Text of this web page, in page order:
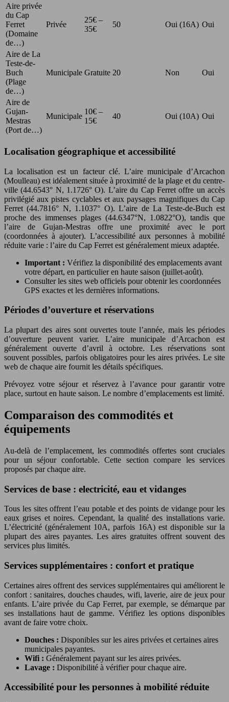
Aire privée
du Cap
Ferret
(Domaine
de…)
Privée
25€ –
35€
50 Oui (16A) Oui
Aire de La
Teste-de-
Buch
(Plage
de…)
Municipale Gratuite 20 Non Oui
Aire de
Gujan-
Mestras
(Port de…)
Municipale
10€ –
15€
40 Oui (10A) Oui
Localisation géographique et accessibilité
La localisation est un facteur clé. L’aire municipale d’Arcachon
(Moulleau) est idéalement située à proximité de la plage et du centre-
ville (44.6543° N, 1.1726° O). L’aire du Cap Ferret offre un accès
privilégié aux pistes cyclables et aux paysages magnifiques du Cap
Ferret (44.7816° N, 1.1037° O). L’aire de La Teste-de-Buch est
proche des immenses plages (44.6347°N, 1.0822°O), tandis que
l’aire de Gujan-Mestras offre une proximité avec le port
(coordonnées à ajouter). L’accessibilité aux personnes à mobilité
réduite varie : l’aire du Cap Ferret est généralement mieux adaptée.
Important : Vérifiez la disponibilité des emplacements avant
votre départ, en particulier en haute saison (juillet-août).
Consulter les sites web officiels pour obtenir les coordonnées
GPS exactes et les dernières informations.
Périodes d’ouverture et réservations
La plupart des aires sont ouvertes toute l’année, mais les périodes
d’ouverture peuvent varier. L’aire municipale d’Arcachon est
généralement ouverte d’avril à octobre. Les réservations sont
souvent possibles, parfois obligatoires pour les aires privées. Le site
web de chaque aire fournit les détails spécifiques.
Prévoyez votre séjour et réservez à l’avance pour garantir votre
place, surtout en haute saison. Le nombre d’emplacements est limité.
Comparaison des commodités et
équipements
Au-delà de l’emplacement, les commodités offertes sont cruciales
pour un séjour confortable. Cette section compare les services
proposés par chaque aire.
Services de base : electricité, eau et vidanges
Tous les sites offrent l’eau potable et des points de vidange pour les
eaux grises et noires. Cependant, la qualité des installations varie.
L’électricité (généralement 10A, parfois 16A) est disponible sur la
plupart des aires payantes. Les aires gratuites offrent souvent des
services plus limités.
Services supplémentaires : confort et pratique
Certaines aires offrent des services supplémentaires qui améliorent le
confort : sanitaires, douches chaudes, wifi, laverie, aire de jeux pour
enfants. L’aire privée du Cap Ferret, par exemple, se démarque par
ses installations haut de gamme. Vérifiez les options disponibles
avant de faire votre choix.
Douches : Disponibles sur les aires privées et certaines aires
municipales payantes.
Wifi : Généralement payant sur les aires privées.
Lavage : Disponibilité à vérifier pour chaque aire.
Accessibilité pour les personnes à mobilité réduite